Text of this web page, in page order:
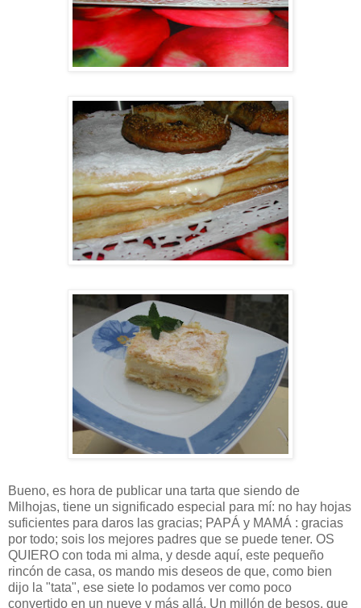
Bueno, es hora de publicar una tarta que siendo de
Milhojas, tiene un significado especial para mí: no hay hojas
suficientes para daros las gracias; PAPÁ y MAMÁ : gracias
por todo; sois los mejores padres que se puede tener. OS
QUIERO con toda mi alma, y desde aquí, este pequeño
rincón de casa, os mando mis deseos de que, como bien
dijo la "tata", ese siete lo podamos ver como poco
convertido en un nueve y más allá. Un millón de besos, que